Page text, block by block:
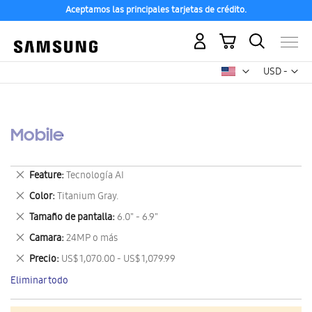
Aceptamos las principales tarjetas de crédito.
USD -
dólar
Mi carrito
Mobile
Feature Tecnología AI
Eliminar
este
artículo
Color Titanium Gray.
Eliminar
este
artículo
Tamaño de pantalla 6.0" - 6.9"
Eliminar
este
artículo
Camara 24MP o más
Eliminar
este
artículo
Precio US$ 1,070.00 - US$ 1,079.99
Eliminar
este
artículo
Eliminar todo